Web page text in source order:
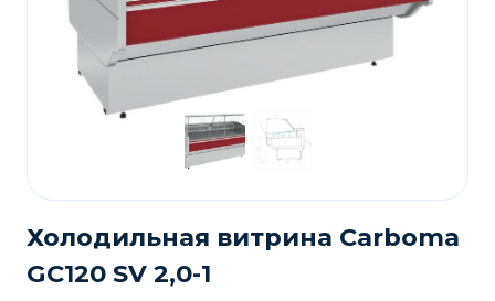
Холодильная витрина Carboma
GC120 SV 2,0-1